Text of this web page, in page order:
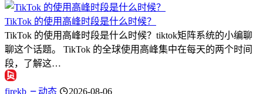
TikTok 的使用高峰时段是什么时候？
TikTok 的使用高峰时段是什么时候？tiktok矩阵系统的小编聊
聊这个话题。 TikTok 的全球使用高峰集中在每天的两个时间
段，了解这…
firekb 动态
2026-08-06